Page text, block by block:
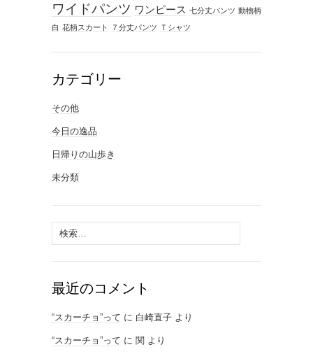
ワイドパンツ ワンピース 七分丈パンツ 動物柄
白 花柄スカート ７分丈パンツ Ｔシャツ
カテゴリー
その他
今日の逸品
日帰りの山歩き
未分類
検
索:
最近のコメント
“スカーチョ”って に 白崎直子 より
“スカーチョ”って に 関 より